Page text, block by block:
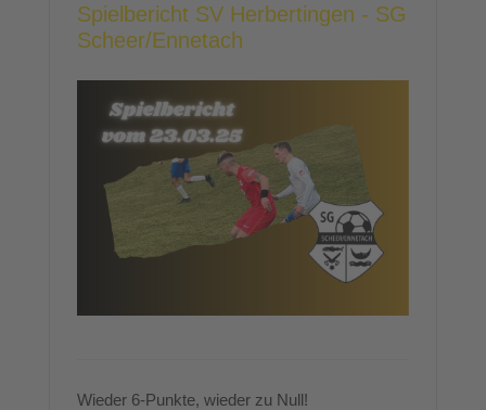
Spielbericht SV Herbertingen - SG
Scheer/Ennetach
Wieder 6-Punkte, wieder zu Null!